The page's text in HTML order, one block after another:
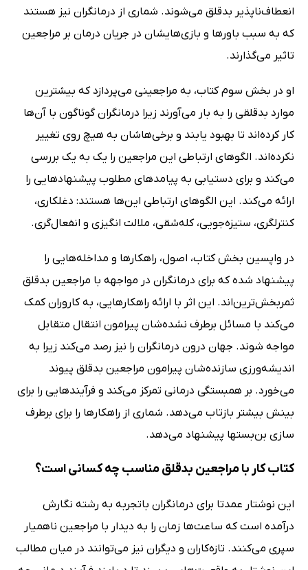
انعطاف‌ناپذیر بدقلق می‌شوند. شماری از درمانگران نیز هستند
که به سبب باورها و بازی‌هایشان در جریان درمان بر مراجعین
تاثیر می‌گذارند.
او در بخش سوم کتاب، به مراجعینی می‌پردازد که بیشترین
موارد بدقلقی را به بار می‌آورند زیرا درمانگران گوناگون با آن‌ها
کار کرده‌اند تا بهبود یابند و برخی‌هاشان به هیچ روی تغییر
نکرده‌اند. الگوهای ارتباطی این مراجعین را یک به یک بررسی
می‌کند و برای دستیابی به پیامدهای مطلوب پیشنهادهایی را
ارائه می‌کند. این الگوهای ارتباطی این‌ها هستند: دغلکاری،
کنترلگری، ستیزه‌جویی، کله‌شقی، ملالت انگیزی و انفعال‌گری.
در واپسین بخش کتاب، اصول، راهکارها و مداخله‌هایی را
پیشنهاد شده که برای درمانگران در مواجهه با مراجعین بدقلق
ثمربخش‌ترین‌اند. این اثر با ارائه راهکارهایی، به کاروران کمک
می‌کند با مسائل برطرف نشده‌شان پیرامون انتقال متقابل
مواجه شوند. جهان درون درمانگران را نیز رصد می‌کند زیرا به
اندیشه‌ورزی سازنده‌شان پیرامون مراجعین بدقلق پیوند
می‌خورد. بر همبستگی درمانی تمرکز می‌کند و فرآیندهایی را برای
بینش بیشتر بازتاب می‌دهد. شماری از راهکارها را برای برطرف
سازی بن‌بستها پیشنهاد می‌دهد.
کتاب کار با مراجعین بدقلق مناسب چه کسانی است؟
این نوشتار عمدتا برای درمانگران باتجربه به رشته نگارش
درآمده است که ساعت‌ها زمان را به دیدار با مراجعین ناهمیار
سپری می‌کنند. تازه‌کاران و دیگران نیز می‌توانند در میان مطالب